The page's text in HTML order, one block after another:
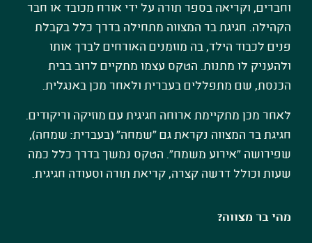
וחברים, וקריאה בספר תורה על ידי אורח מכובד או חבר
הקהילה. חגיגת בר המצווה מתחילה בדרך כלל בקבלת
פנים לכבוד הילד, בה מוזמנים האורחים לברך אותו
ולהעניק לו מתנות. הטקס עצמו מתקיים לרוב בבית
הכנסת, שם מתפללים בעברית ולאחר מכן באנגלית.
לאחר מכן מתקיימת ארוחה חגיגית עם מוזיקה וריקודים.
חגיגת בר המצווה נקראת גם "שמחה" (בעברית: שמחה),
שפירושה "אירוע משמח". הטקס נמשך בדרך כלל כמה
שעות וכולל דרשה קצרה, קריאת תורה וסעודה חגיגית.
מהי בר מצווה?